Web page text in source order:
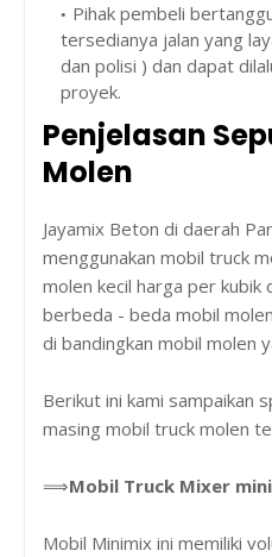
Pihak pembeli
tersedianya jalan yang
dan polisi ) dan dapat
proyek.
Penjelasan
Molen
Jayamix Beton di daerah
menggunakan mobil truck
molen kecil harga per kubik
berbeda - beda mobil
di bandingkan mobil molen
Berikut ini kami sampaikan
masing mobil truck molen
⟹Mobil Truck Mixer mini
Mobil Minimix ini memiliki